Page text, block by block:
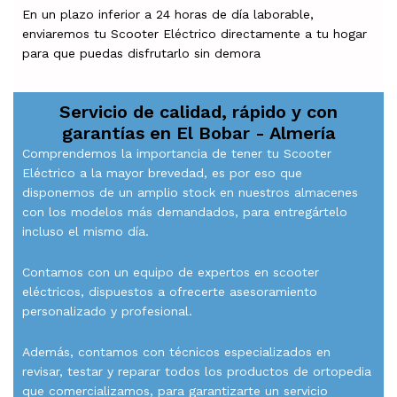
En un plazo inferior a 24 horas de día laborable,
enviaremos tu Scooter Eléctrico directamente a tu hogar
para que puedas disfrutarlo sin demora
Servicio de calidad, rápido y con
garantías en El Bobar - Almería
Comprendemos la importancia de tener tu Scooter
Eléctrico a la mayor brevedad, es por eso que
disponemos de un amplio stock en nuestros almacenes
con los modelos más demandados, para entregártelo
incluso el mismo día.
Contamos con un equipo de expertos en scooter
eléctricos, dispuestos a ofrecerte asesoramiento
personalizado y profesional.
Además, contamos con técnicos especializados en
revisar, testar y reparar todos los productos de ortopedia
que comercializamos, para garantizarte un servicio